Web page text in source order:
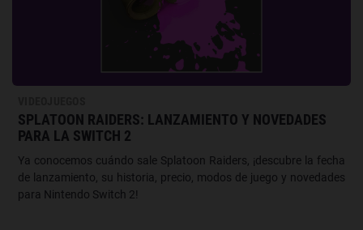
SPLATOON RAIDERS: LANZAMIENTO Y NOVEDADES
PARA LA SWITCH 2
Ya conocemos cuándo sale Splatoon Raiders, ¡descubre la fecha
de lanzamiento, su historia, precio, modos de juego y novedades
para Nintendo Switch 2!